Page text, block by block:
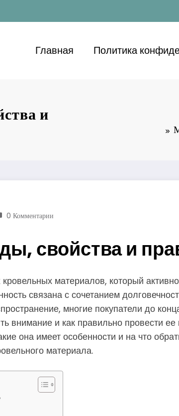
Главная Политика
и
0 Комментарии
свойства и
материалов, который
связана с сочетанием
многие покупатели до
внимание и как правильно провести
она имеет особенности и на что
материала.